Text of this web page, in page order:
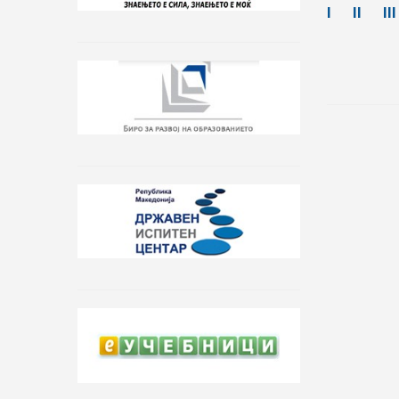
I II III